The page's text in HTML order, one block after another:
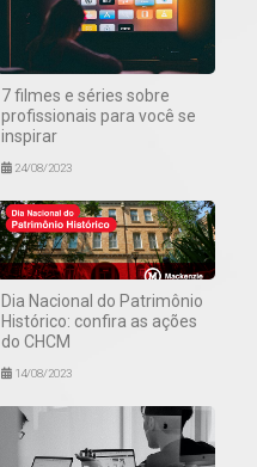
7 filmes e séries sobre
profissionais para você se
inspirar
24/08/2023
Dia Nacional do Patrimônio
Histórico: confira as ações
do CHCM
14/08/2023